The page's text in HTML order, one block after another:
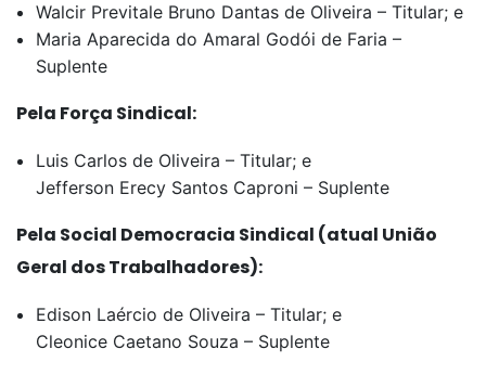
Walcir Previtale Bruno Dantas de Oliveira – Titular; e
Maria Aparecida do Amaral Godói de Faria –
Suplente
Pela Força Sindical:
Luis Carlos de Oliveira – Titular; e
Jefferson Erecy Santos Caproni – Suplente
Pela Social Democracia Sindical (atual União
Geral dos Trabalhadores):
Edison Laércio de Oliveira – Titular; e
Cleonice Caetano Souza – Suplente